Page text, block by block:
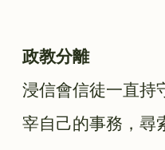
政教分離
浸信會信徒一直持
宰自己的事務，尋